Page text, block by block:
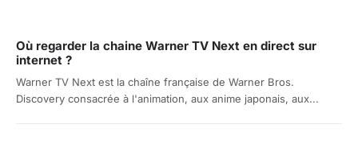
Où regarder la chaine Warner TV Next en direct sur
internet ?
Warner TV Next est la chaîne française de Warner Bros.
Discovery consacrée à l'animation, aux anime japonais, aux...